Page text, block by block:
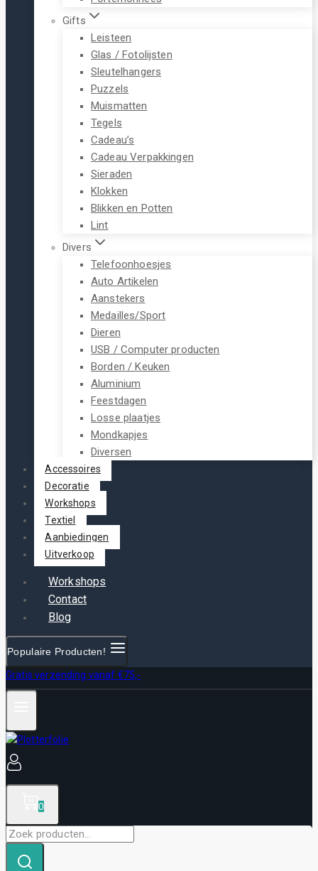
Gifts
Leisteen
Glas / Fotolijsten
Sleutelhangers
Puzzels
Muismatten
Tegels
Cadeau’s
Cadeau Verpakkingen
Sieraden
Klokken
Blikken en Potten
Lint
Divers
Telefoonhoesjes
Auto Artikelen
Aanstekers
Medailles/Sport
Dieren
USB / Computer producten
Borden / Keuken
Aluminium
Feestdagen
Losse plaatjes
Mondkapjes
Diversen
Accessoires
Decoratie
Workshops
Textiel
Aanbiedingen
Uitverkoop
Workshops
Contact
Blog
Populaire Producten!
Gratis verzending vanaf €75,-
0
Zoek